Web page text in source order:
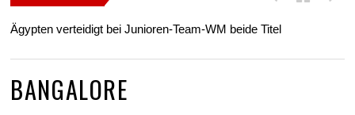
Ägypten verteidigt bei Junioren-Team-WM beide Titel
BANGALORE